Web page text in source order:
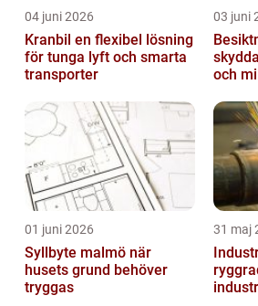
04 juni 2026
Kranbil en flexibel lösning
för tunga lyft och smarta
transporter
03 juni
och
01 juni 2026
Syllbyte malmö när
husets grund behöver
tryggas
31 maj